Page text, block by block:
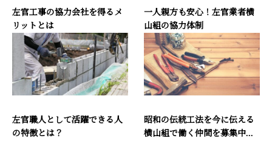
左官工事の協力会社を得るメ
リットとは
一人親方も安心！左官業者横
山組の協力体制
左官職人として活躍できる人
の特徴とは？
昭和の伝統工法を今に伝える
横山組で働く仲間を募集中...